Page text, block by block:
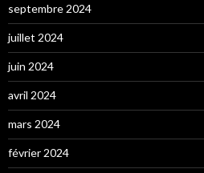
septembre 2024
juillet 2024
juin 2024
avril 2024
mars 2024
février 2024